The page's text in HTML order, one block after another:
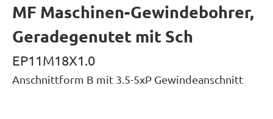
MF Maschinen-Gewindebohrer,
Geradegenutet mit Sch
EP11M18X1.0
Anschnittform B mit 3.5-5xP Gewindeanschnitt